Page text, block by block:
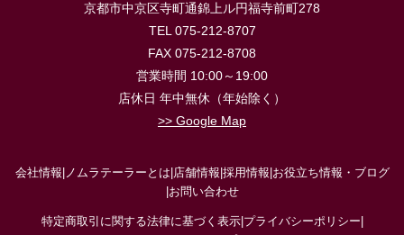
京都市中京区寺町通錦上ル円福寺前町278
TEL 075-212-8707
FAX 075-212-8708
営業時間 10:00～19:00
店休日 年中無休（年始除く）
>> Google Map
会社情報 ノムラテーラーとは 店舗情報 採用情報 お役立ち情報・ブログ
お問い合わせ
特定商取引に関する法律に基づく表示| プライバシーポリシー